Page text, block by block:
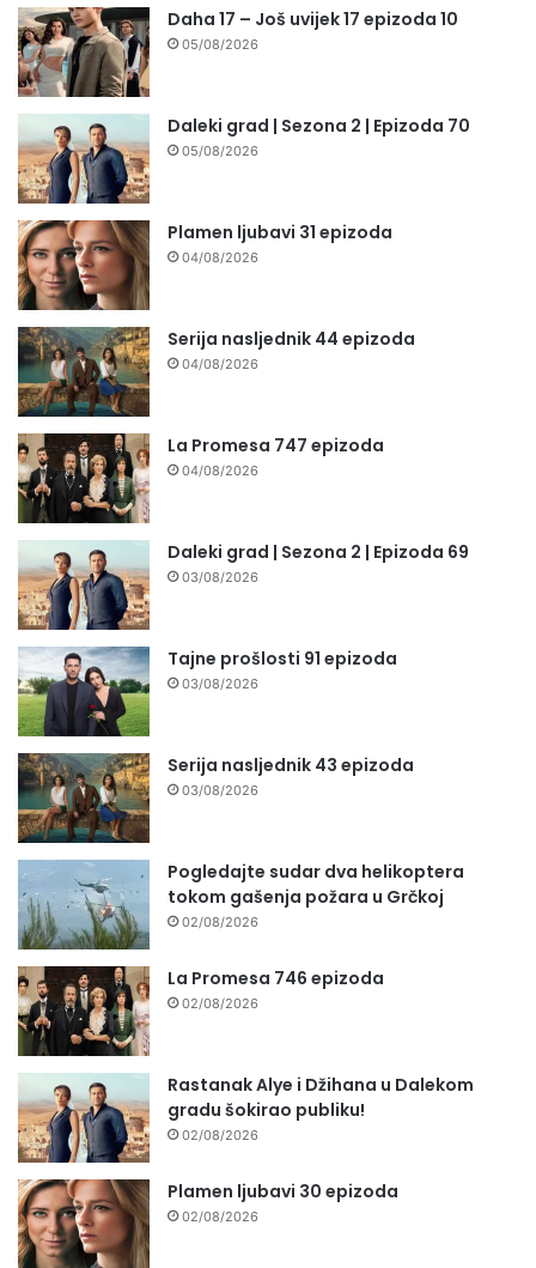
Daha 17 – Još uvijek 17 epizoda 10
05/08/2026
Daleki grad | Sezona 2 | Epizoda 70
05/08/2026
Plamen ljubavi 31 epizoda
04/08/2026
Serija nasljednik 44 epizoda
04/08/2026
La Promesa 747 epizoda
04/08/2026
Daleki grad | Sezona 2 | Epizoda 69
03/08/2026
Tajne prošlosti 91 epizoda
03/08/2026
Serija nasljednik 43 epizoda
03/08/2026
Pogledajte sudar dva helikoptera
tokom gašenja požara u Grčkoj
02/08/2026
La Promesa 746 epizoda
02/08/2026
Rastanak Alye i Džihana u Dalekom
gradu šokirao publiku!
02/08/2026
Plamen ljubavi 30 epizoda
02/08/2026